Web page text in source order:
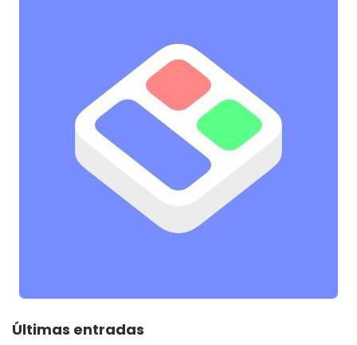
Últimas entradas